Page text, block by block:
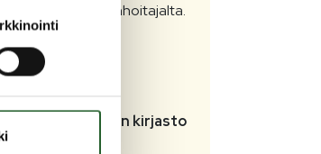
kirjastosta kirjastonhoitajalta.
Puolangan kunnan kirjasto
+358407224957